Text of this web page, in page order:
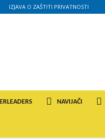
IZJAVA O ZAŠTITI PRIVATNOSTI
NAVIJAČI